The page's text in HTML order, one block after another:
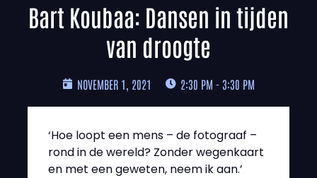
Bart Koubaa: Dansen in tijden
van droogte
NOVEMBER 1, 2021 2:30 PM - 3:30 PM
‘Hoe loopt een mens – de fotograaf –
rond in de wereld? Zonder wegenkaart
en met een geweten, neem ik aan.’